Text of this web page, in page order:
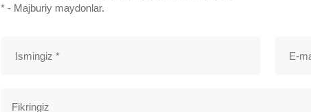
* - Majburiy maydonlar.